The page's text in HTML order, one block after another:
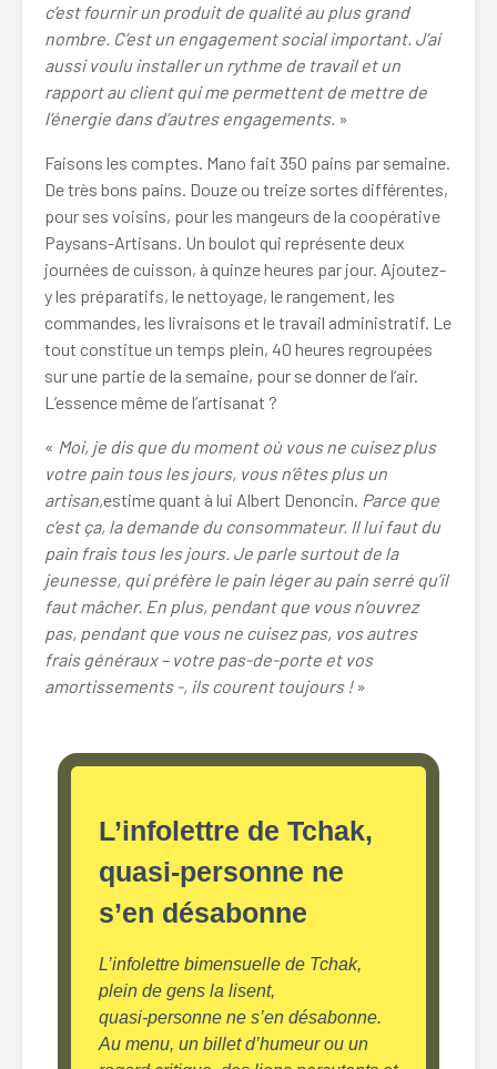
c’est fournir un produit de qualité au plus grand
nombre. C’est un engagement social important. J’ai
aussi voulu installer un rythme de travail et un
rapport au client qui me permettent de mettre de
l’énergie dans d’autres engagements. »
Faisons les comptes. Mano fait 350 pains par semaine.
De très bons pains. Douze ou treize sortes différentes,
pour ses voisins, pour les mangeurs de la coopérative
Paysans-Artisans. Un boulot qui représente deux
journées de cuisson, à quinze heures par jour. Ajoutez-
y les préparatifs, le nettoyage, le rangement, les
commandes, les livraisons et le travail administratif. Le
tout constitue un temps plein, 40 heures regroupées
sur une partie de la semaine, pour se donner de l’air.
L’essence même de l’artisanat ?
« Moi, je dis que du moment où vous ne cuisez plus
votre pain tous les jours, vous n’êtes plus un
artisan,estime quant à lui Albert Denoncin. Parce que
c’est ça, la demande du consommateur. Il lui faut du
pain frais tous les jours. Je parle surtout de la
jeunesse, qui préfère le pain léger au pain serré qu’il
faut mâcher. En plus, pendant que vous n’ouvrez
pas, pendant que vous ne cuisez pas, vos autres
frais généraux – votre pas-de-porte et vos
amortissements -, ils courent toujours ! »
L’infolettre de Tchak,
quasi-personne ne
s’en désabonne
L’infolettre bimensuelle de Tchak,
plein de gens la lisent,
quasi-personne ne s’en désabonne.
Au menu, un billet d’humeur ou un